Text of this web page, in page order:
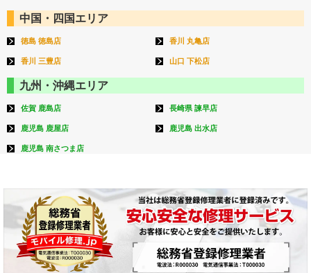
中国・四国エリア
徳島 徳島店 香川 丸亀店
香川 三豊店 山口 下松店
九州・沖縄エリア
佐賀 鹿島店 長崎県 諫早店
鹿児島 鹿屋店 鹿児島 出水店
鹿児島 南さつま店